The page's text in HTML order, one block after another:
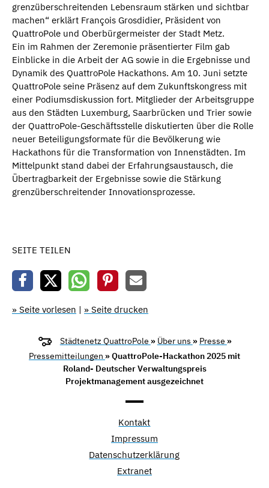
grenzüberschreitenden Lebensraum stärken und sichtbar
machen“ erklärt François Grosdidier, Präsident von
QuattroPole und Oberbürgermeister der Stadt Metz.
Ein im Rahmen der Zeremonie präsentierter Film gab
Einblicke in die Arbeit der AG sowie in die Ergebnisse und
Dynamik des QuattroPole Hackathons. Am 10. Juni setzte
QuattroPole seine Präsenz auf dem Zukunftskongress mit
einer Podiumsdiskussion fort. Mitglieder der Arbeitsgruppe
aus den Städten Luxemburg, Saarbrücken und Trier sowie
der QuattroPole-Geschäftsstelle diskutierten über die Rolle
neuer Beteiligungsformate für die Bevölkerung wie
Hackathons für die Transformation von Innenstädten. Im
Mittelpunkt stand dabei der Erfahrungsaustausch, die
Übertragbarkeit der Ergebnisse sowie die Stärkung
grenzüberschreitender Innovationsprozesse.
SEITE TEILEN
» Seite vorlesen | » Seite drucken
Städtenetz QuattroPole » Über uns » Presse »
Pressemitteilungen » QuattroPole-Hackathon 2025 mit
Roland- Deutscher Verwaltungspreis
Projektmanagement ausgezeichnet
Kontakt
Impressum
Datenschutzerklärung
Extranet